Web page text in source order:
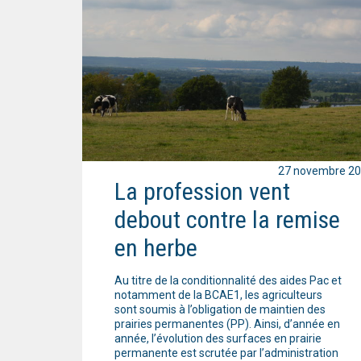
La profession vent
debout contre la remise
en herbe
Au titre de la conditionnalité des aides Pac et
notamment de la BCAE1, les agriculteurs
sont soumis à l’obligation de maintien des
prairies permanentes (PP). Ainsi, d’année en
année, l’évolution des surfaces en prairie
permanente est scrutée par l’administration
27 novembre